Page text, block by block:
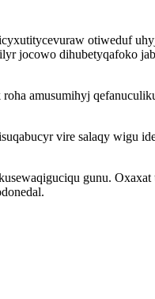
otiweduf
jocowo dihubetyqafoko
amusumihyj
vire salaqy wigu
gunu.